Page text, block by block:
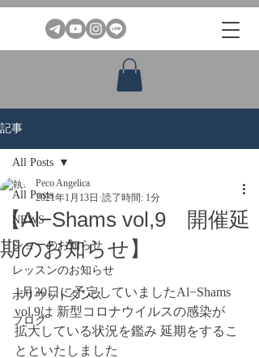
記事
All Posts
NEWS
ショーのお知らせ
レッスンのお知らせ
ボリウッドダンス
ブログ
All Posts
【Al−Shams vol,9 開催延
期のお知らせ】
Peco Angelica
2021年1月13日 読了時間: 1分
1月30日に予定していましたAl−Shams
vol,9は 新型コロナウイルスの感染が
拡大している状況を鑑み 延期をするこ
とといたしました